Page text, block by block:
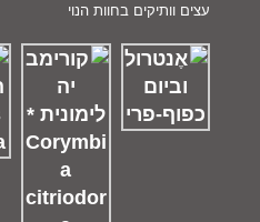
עצים וותיקים בחוות הנוי